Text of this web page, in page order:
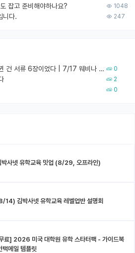
박사넷 유학교육 밋업 (8/29, 오프라인)
14) 김박사넷 유학교육 레벨업반 설명회
택메일 템플릿
잡고 준비해야하나요? 1048
니다. 247
펀딩 취소로 시작된 재수, 바뀐 건 서류 6장이었다 | 7/17 웨비나 회고 0
2
0